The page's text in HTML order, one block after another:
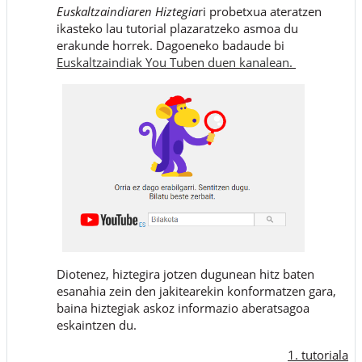
Euskaltzaindiaren Hiztegiari probetxua ateratzen
ikasteko lau tutorial plazaratzeko asmoa du
erakunde horrek. Dagoeneko badaude bi
Euskaltzaindiak You Tuben duen kanalean.
Diotenez, hiztegira jotzen dugunean hitz baten
esanahia zein den jakitearekin konformatzen gara,
baina hiztegiak askoz informazio aberatsagoa
eskaintzen du.
1. tutoriala